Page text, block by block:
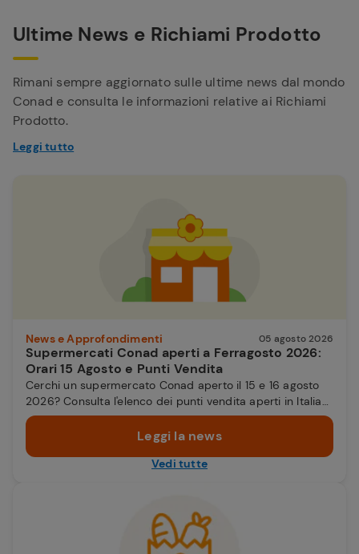
Ultime News e Richiami Prodotto
Rimani sempre aggiornato sulle ultime news dal mondo
Conad e consulta le informazioni relative ai Richiami
Prodotto.
Leggi tutto
News e Approfondimenti 05 agosto 2026
Supermercati Conad aperti a Ferragosto 2026:
Orari 15 Agosto e Punti Vendita
Cerchi un supermercato Conad aperto il 15 e 16 agosto
2026? Consulta l'elenco dei punti vendita aperti in Italia
con orari straordinari e servizi attivi per la tua spesa
Vedi tutte
Leggi la news